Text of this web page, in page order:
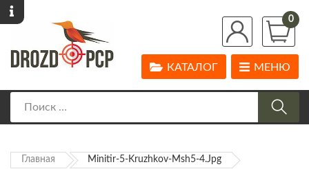
0
МЕНЮ
КАТАЛОГ
Главная Minitir-5-Kruzhkov-Msh5-4.jpg